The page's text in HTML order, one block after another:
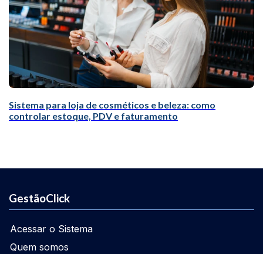
Sistema para loja de cosméticos e beleza: como
controlar estoque, PDV e faturamento
GestãoClick
Acessar o Sistema
Quem somos